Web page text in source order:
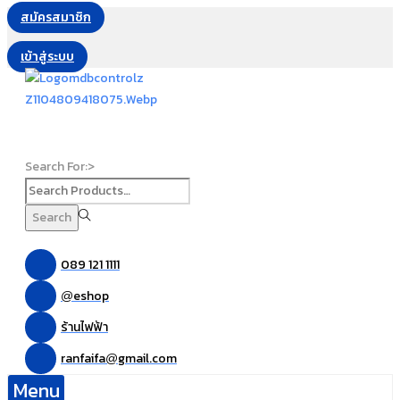
สมัครสมาชิก
เข้าสู่ระบบ
Search For:>
Search
089 121 1111
@eshop
ร้านไฟฟ้า
ranfaifa@gmail.com
Menu